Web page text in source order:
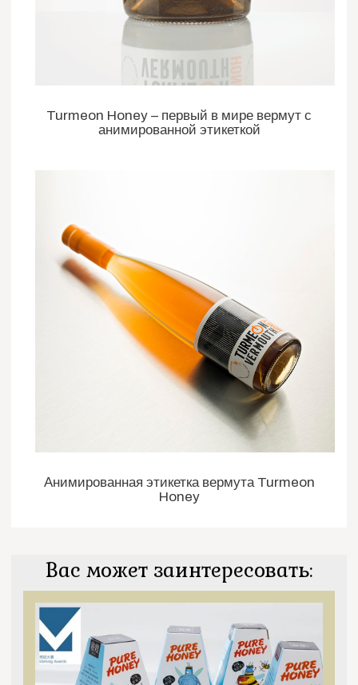
Turmeon Honey – первый в мире вермут с
анимированной этикеткой
Анимированная этикетка вермута Turmeon
Honey
Вас может заинтересовать: